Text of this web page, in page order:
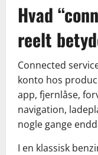
Hvad
reelt
Connected
konto hos
app, fjernlåse,
navigation,
nogle gange
I en klassisk